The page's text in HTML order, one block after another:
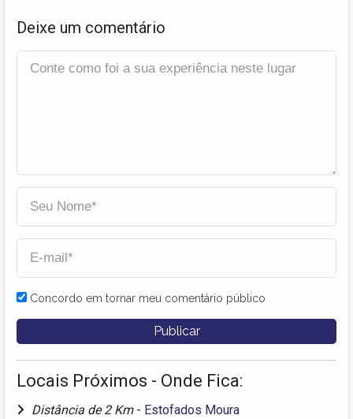
Deixe um comentário
Concordo em tornar meu comentário público
Locais Próximos - Onde Fica:
Distância de 2 Km - Estofados Moura